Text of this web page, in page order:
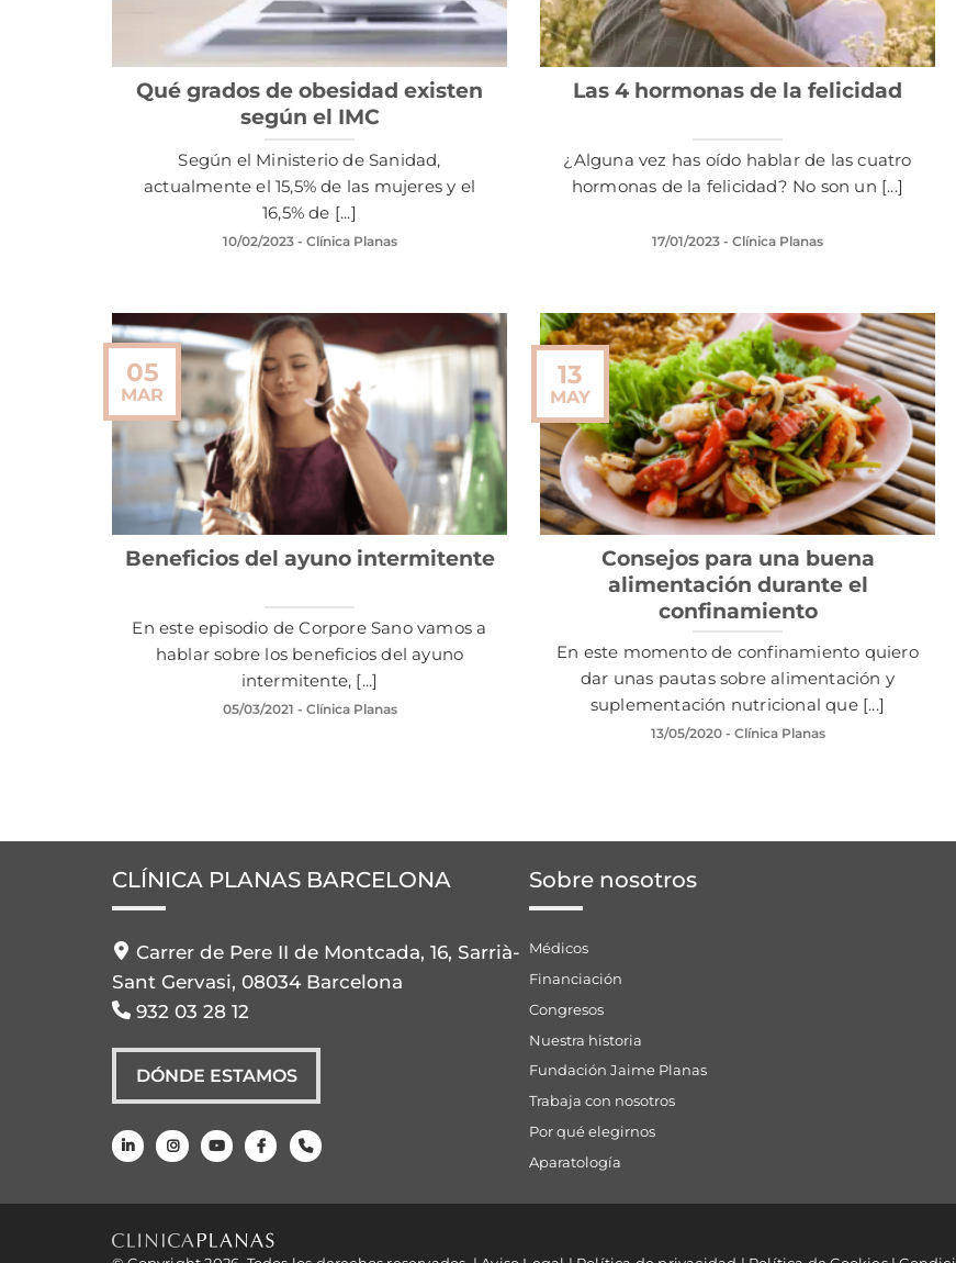
Qué grados de obesidad existen
según el IMC
Según el Ministerio de Sanidad,
actualmente el 15,5% de las mujeres y el
16,5% de [...]
10/02/2023- Clínica Planas
Las 4 hormonas de la felicidad
¿Alguna vez has oído hablar de las cuatro
hormonas de la felicidad? No son un [...]
17/01/2023 - Clínica Planas
Beneficios del ayuno intermitente
En este episodio de Corpore Sano vamos a
hablar sobre los beneficios del ayuno
intermitente, [...]
05/03/2021 - Clínica Planas
05
MAR
Consejos para una buena
alimentación durante el
confinamiento
En este momento de confinamiento quiero
dar unas pautas sobre alimentación y
suplementación nutricional que [...]
13/05/2020- Clínica Planas
13
MAY
CLÍNICA PLANAS BARCELONA
Carrer de Pere II de Montcada, 16, Sarrià-
Sant Gervasi, 08034 Barcelona
932 03 28 12
DÓNDE ESTAMOS
Sobre nosotros
Médicos
Financiación
Congresos
Nuestra historia
Fundación Jaime Planas
Trabaja con nosotros
Por qué elegirnos
Aparatología